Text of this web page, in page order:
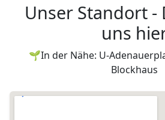
Unser Standort -
uns
🌱In der Nähe: U-
Blockhaus